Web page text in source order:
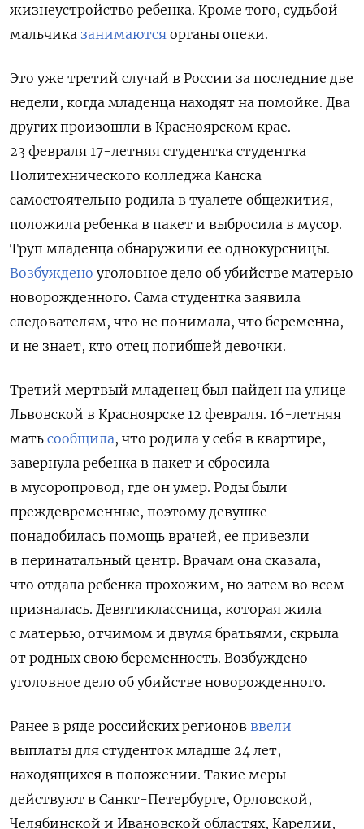
жизнеустройство ребенка. Кроме того, судьбой
мальчика занимаются органы опеки.
Это уже третий случай в России за последние две
недели, когда младенца находят на помойке. Два
других произошли в Красноярском крае.
23 февраля 17-летняя студентка студентка
Политехнического колледжа Канска
самостоятельно родила в туалете общежития,
положила ребенка в пакет и выбросила в мусор.
Труп младенца обнаружили ее однокурсницы.
Возбуждено уголовное дело об убийстве матерью
новорожденного. Сама студентка заявила
следователям, что не понимала, что беременна,
и не знает, кто отец погибшей девочки.
Третий мертвый младенец был найден на улице
Львовской в Красноярске 12 февраля. 16-летняя
мать сообщила, что родила у себя в квартире,
завернула ребенка в пакет и сбросила
в мусоропровод, где он умер. Роды были
преждевременные, поэтому девушке
понадобилась помощь врачей, ее привезли
в перинатальный центр. Врачам она сказала,
что отдала ребенка прохожим, но затем во всем
призналась. Девятиклассница, которая жила
с матерью, отчимом и двумя братьями, скрыла
от родных свою беременность. Возбуждено
уголовное дело об убийстве новорожденного.
Ранее в ряде российских регионов ввели
выплаты для студенток младше 24 лет,
находящихся в положении. Такие меры
действуют в Санкт-Петербурге, Орловской,
Челябинской и Ивановской областях, Карелии,